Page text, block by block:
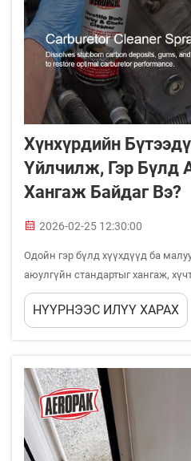
Хүнхүрдийн
Үйлчилж, Гэр Бүлд
Хангаж Байдаг Вэ?
2026-02-25 12:30:00
Одойн гэр бүлд хүүхдүүд ба
аюулгүйн стандартыг хангаж,
хүнхүрдийн бүтээдүүр сонгох нь
Үйлчилж байх ба аюулгүй байх
НҮҮРНЭЭС ИЛҮҮ ХАРАХ